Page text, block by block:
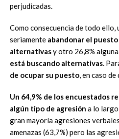
perjudicadas.
Como consecuencia de todo ello,
seriamente abandonar el
alternativasy otro 26,8%
está buscando alternativas.
de ocupar su puesto, en caso
Un 64,9% de los encuestados
algún tipo de agresión a lo
gran mayoría agresiones
amenazas (63,7%) pero las